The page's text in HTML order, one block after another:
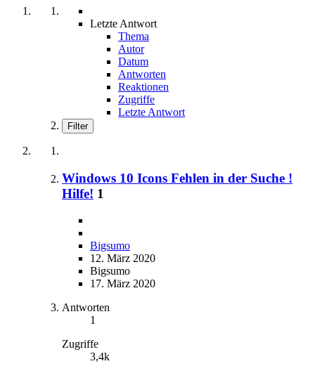
Letzte Antwort
Thema
Autor
Datum
Antworten
Reaktionen
Zugriffe
Letzte Antwort
Filter
Windows 10 Icons Fehlen in der Suche !
Hilfe! 1
Bigsumo
12. März 2020
Bigsumo
17. März 2020
Antworten
1
Zugriffe
3,4k